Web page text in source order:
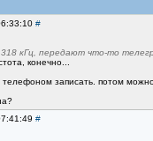
#
кГц, передают что-то
конечно...
телефоном записать. потом
#